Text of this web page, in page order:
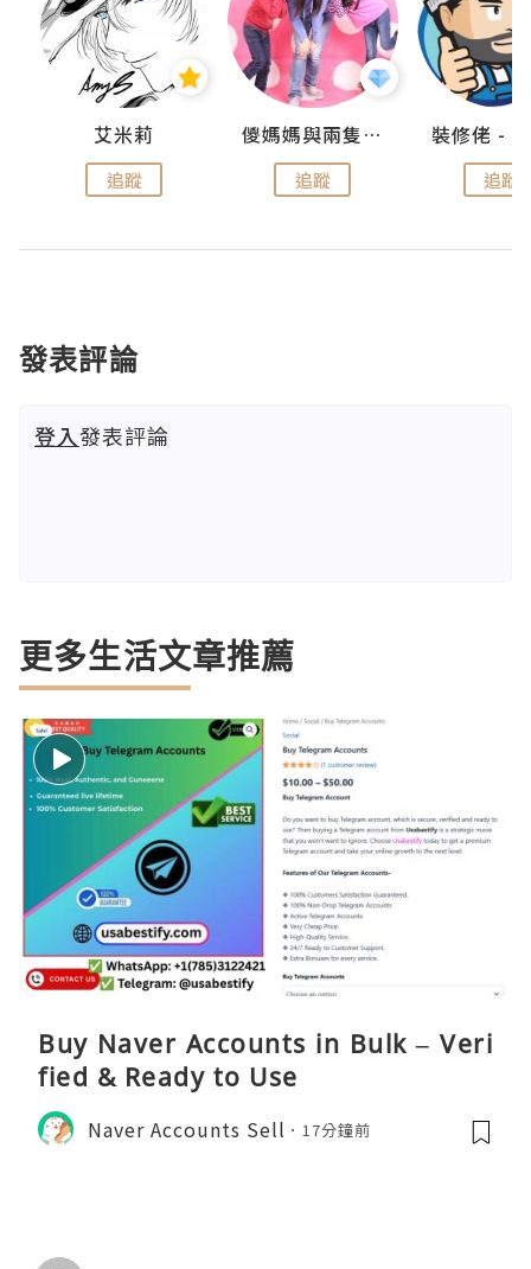
艾米莉
追蹤
儍媽媽與兩隻小魔怪之家
追蹤 追蹤
發表評論
登入發表評論
更多生活文章推薦
Buy Naver Accounts in Bulk – Veri
fied & Ready to Use
Naver Accounts Sell 17分鐘前